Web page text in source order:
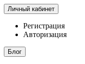
Личный кабинет
Регистрация
Авторизация
Блог